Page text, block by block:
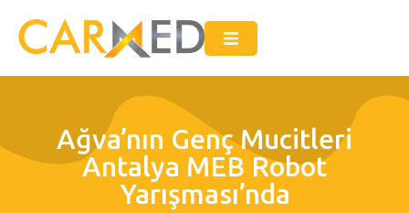
Ağva’nın Genç Mucitleri
Antalya MEB Robot
Yarışması’nda